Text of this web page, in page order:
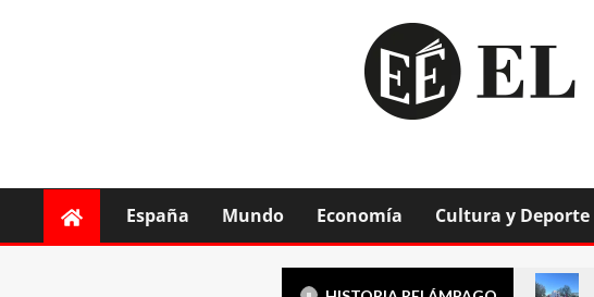
España Mundo Economía Cultura y Deporte